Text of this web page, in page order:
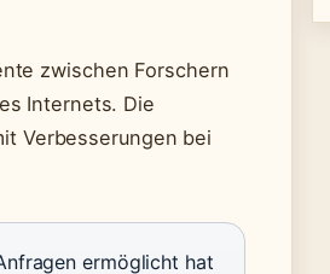
zwischen Forschern
Internets. Die
Verbesserungen bei
ermöglicht hat